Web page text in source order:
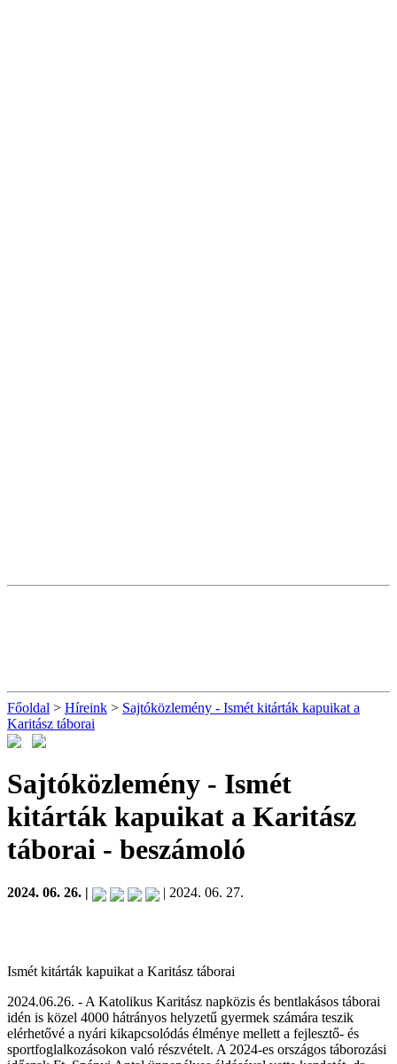
Főoldal > Híreink > Sajtóközlemény - Ismét kitárták kapuikat a
Karitász táborai
Sajtóközlemény - Ismét
kitárták kapuikat a Karitász
táborai - beszámoló
2024. 06. 26. | | 2024. 06. 27.
Ismét kitárták kapuikat a Karitász táborai
2024.06.26. - A Katolikus Karitász napközis és bentlakásos táborai
idén is közel 4000 hátrányos helyzetű gyermek számára teszik
elérhetővé a nyári kikapcsolódás élménye mellett a fejlesztő- és
sportfoglalkozásokon való részvételt. A 2024-es országos táborozási